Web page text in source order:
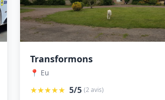
Transformons
📍 Eu
★★★★★ 5/5 (2 avis)